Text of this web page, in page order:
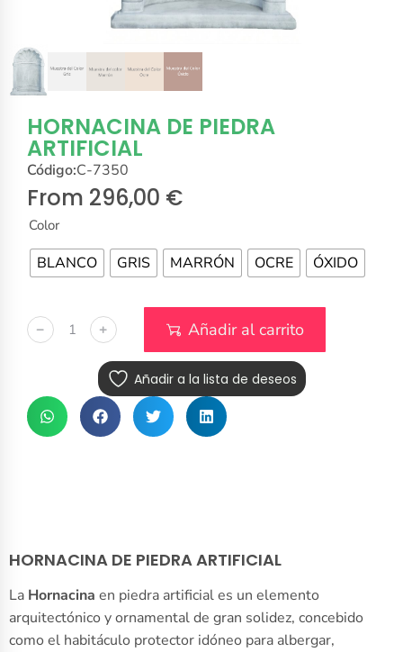
HORNACINA DE PIEDRA
ARTIFICIAL
Código:C-7350
From 296,00 €
Color
BLANCO GRIS MARRÓN OCRE ÓXIDO
﹣ ﹢ Añadir al carrito
Añadir a la lista de deseos
HORNACINA DE PIEDRA ARTIFICIAL
La Hornacina en piedra artificial es un elemento
arquitectónico y ornamental de gran solidez, concebido
como el habitáculo protector idóneo para albergar,